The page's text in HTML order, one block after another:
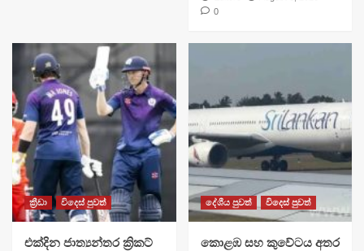
0
ක්‍රීඩා විදෙස් පුවත්
එක්දින ජාත්‍යන්තර ක්‍රිකට්
දේශීය පුවත් විදෙස් පුවත්
​කොළඹ සහ කුවේටය අතර